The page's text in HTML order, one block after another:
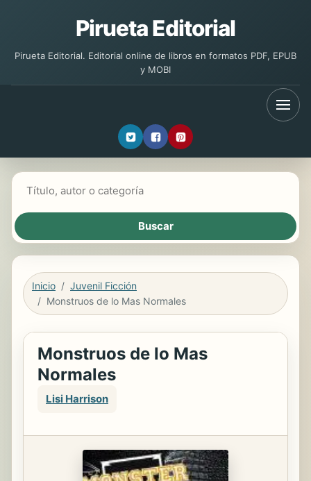
Pirueta Editorial
Pirueta Editorial. Editorial online de libros en formatos PDF, EPUB
y MOBI
Inicio
Juvenil Ficción
Monstruos de lo Mas Normales
Monstruos de lo Mas
Normales
Lisi Harrison